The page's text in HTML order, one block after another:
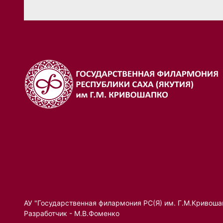
АУ "Государственная филармония РС(Я) им.
Разработчик - М.В.Фоменко